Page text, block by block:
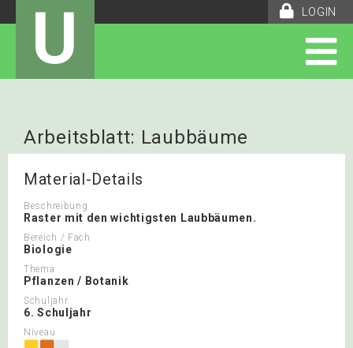
LOGIN
U
Arbeitsblatt: Laubbäume
Material-Details
Beschreibung
Raster mit den wichtigsten Laubbäumen.
Bereich / Fach
Biologie
Thema
Pflanzen / Botanik
Schuljahr
6. Schuljahr
Niveau